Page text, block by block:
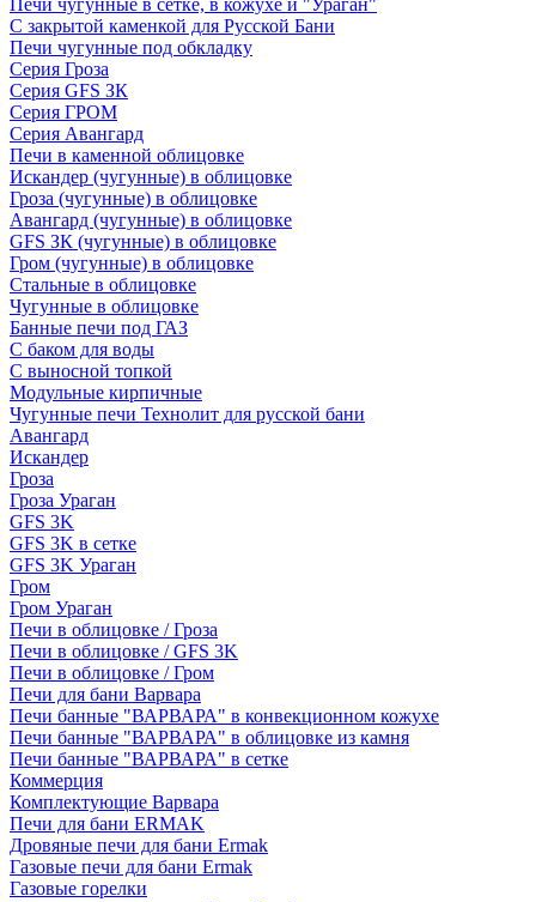
Печи чугунные в сетке, в кожухе и "Ураган"
С закрытой каменкой для Русской Бани
Печи чугунные под обкладку
Серия Гроза
Серия GFS ЗК
Серия ГРОМ
Серия Авангард
Печи в каменной облицовке
Искандер (чугунные) в облицовке
Гроза (чугунные) в облицовке
Авангард (чугунные) в облицовке
GFS ЗК (чугунные) в облицовке
Гром (чугунные) в облицовке
Стальные в облицовке
Чугунные в облицовке
Банные печи под ГАЗ
С баком для воды
С выносной топкой
Модульные кирпичные
Чугунные печи Технолит для русской бани
Авангард
Искандер
Гроза
Гроза Ураган
GFS 3K
GFS 3K в сетке
GFS 3K Ураган
Гром
Гром Ураган
Печи в облицовке / Гроза
Печи в облицовке / GFS 3K
Печи в облицовке / Гром
Печи для бани Варвара
Печи банные "ВАРВАРА" в конвекционном кожухе
Печи банные "ВАРВАРА" в облицовке из камня
Печи банные "ВАРВАРА" в сетке
Коммерция
Комплектующие Варвара
Печи для бани ERMAK
Дровяные печи для бани Ermak
Газовые печи для бани Ermak
Газовые горелки